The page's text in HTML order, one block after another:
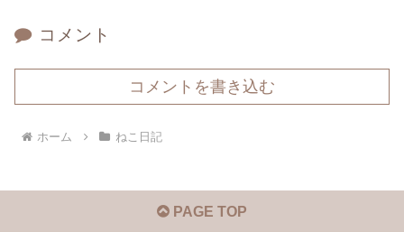
コメント
コメントを書き込む
ホーム ねこ日記
PAGE TOP